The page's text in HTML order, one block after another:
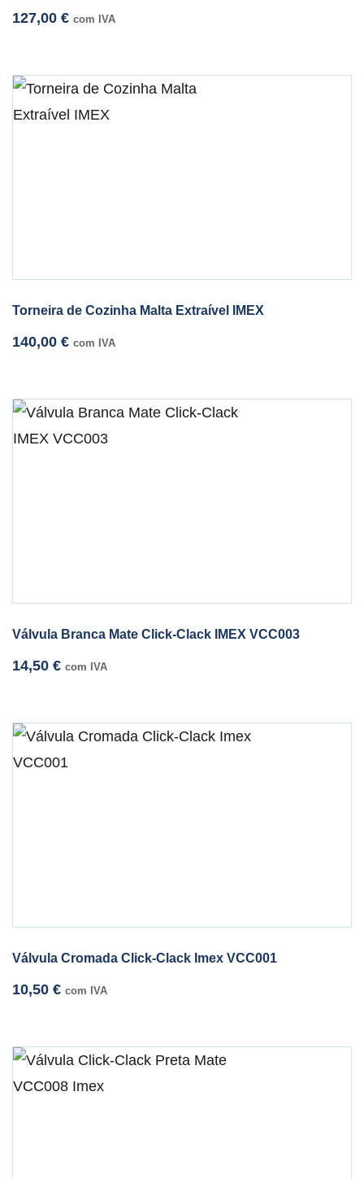
127,00 € com IVA
Torneira de Cozinha Malta Extraível IMEX
140,00 € com IVA
Válvula Branca Mate Click-Clack IMEX VCC003
14,50 € com IVA
Válvula Cromada Click-Clack Imex VCC001
10,50 € com IVA